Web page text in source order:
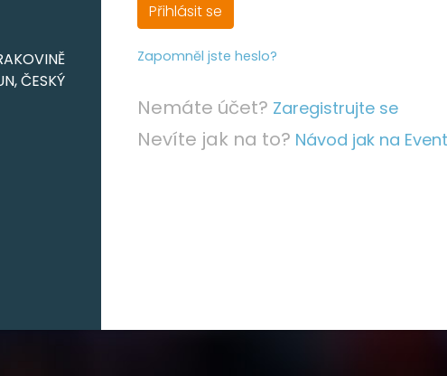
ČESKÝ
Přihlásit se
Zapomněl jste heslo?
Nemáte účet? Zaregistrujte se
Nevíte jak na to? Návod jak na